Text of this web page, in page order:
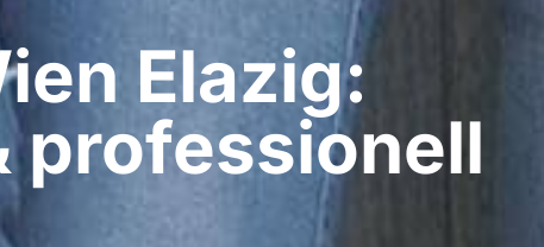
Elazig:
professionell​